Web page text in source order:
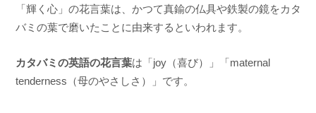
「輝く心」の花言葉は、かつて真鍮の仏具や鉄製の鏡をカタ
バミの葉で磨いたことに由来するといわれます。
カタバミの英語の花言葉は「joy（喜び）」「maternal
tenderness（母のやさしさ）」です。